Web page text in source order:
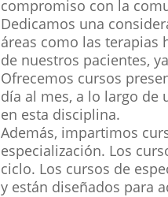
compromiso con la
Dedicamos una
áreas como las terapias
de nuestros pacientes,
Ofrecemos cursos
día al mes, a lo largo
en esta disciplina.
Además, impartimos
especialización. Los
ciclo. Los cursos de
y están diseñados para